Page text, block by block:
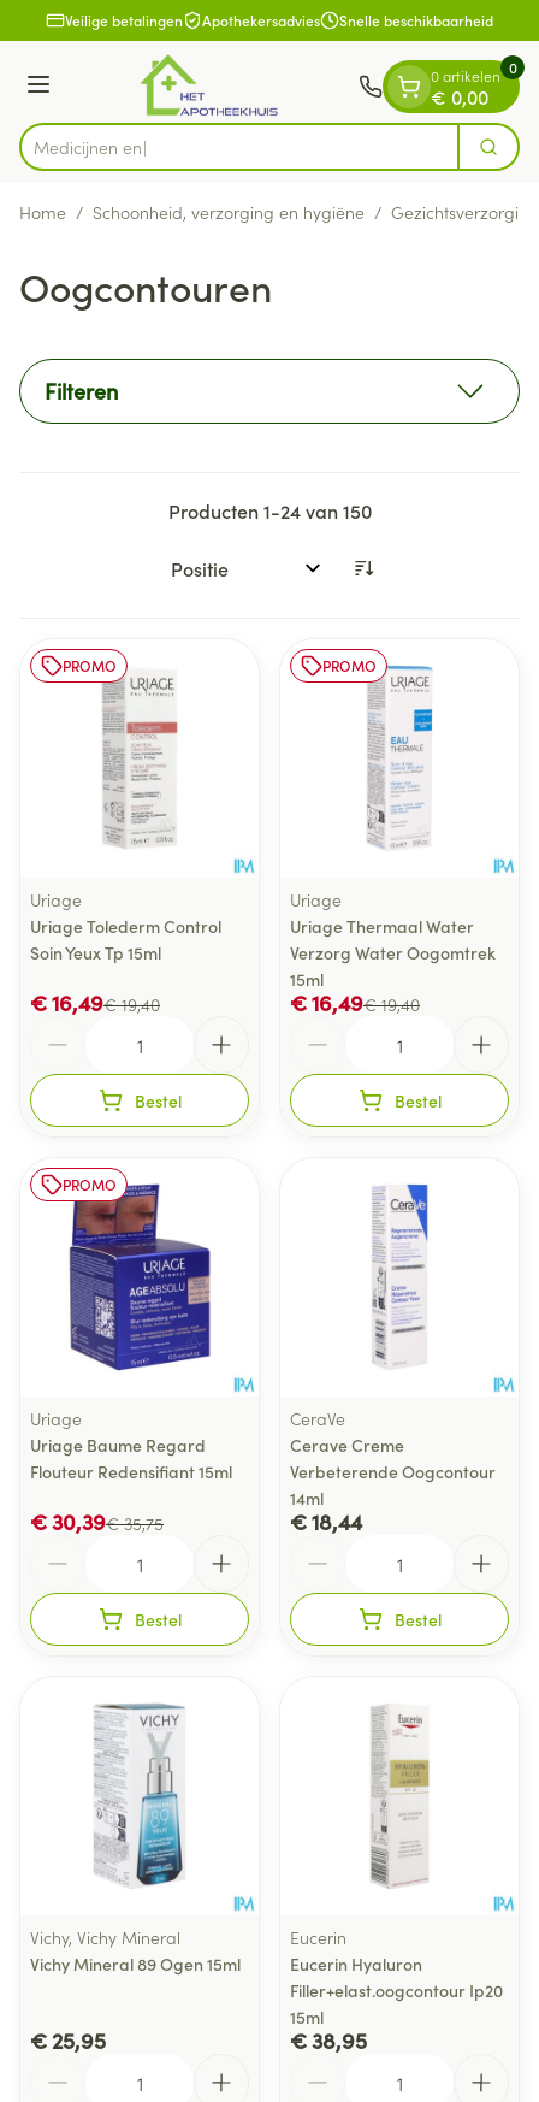
Ga naar de inhoud
1 van 1Veilige betalingen Apothekersadvies Snelle beschikbaarheid
Menu
Product, merk, categorie... Zoek
0 artikelen
€ 0,00
0
Home / Schoonheid, verzorging en hygiëne / Gezichtsverzorging
Oogcontouren
Filteren
Producten1-24van150
Sorteer op:
PROMO
Uriage
Uriage Tolederm Control
Soin Yeux Tp 15ml
€ 19,40
€ 16,49
Bestel
PROMO
Uriage
Uriage Thermaal Water
Verzorg Water Oogomtrek
15ml
€ 19,40
€ 16,49
Bestel
PROMO
Uriage
Uriage Baume Regard
Flouteur Redensifiant 15ml
€ 35,75
€ 30,39
Bestel
CeraVe
Cerave Creme
Verbeterende Oogcontour
14ml
€ 18,44
Bestel
Vichy, Vichy Mineral
Vichy Mineral 89 Ogen 15ml
€ 25,95
Eucerin
Eucerin Hyaluron
Filler+elast.oogcontour Ip20
15ml
€ 38,95